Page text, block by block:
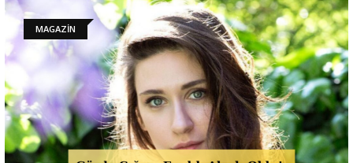
MAGAZİN